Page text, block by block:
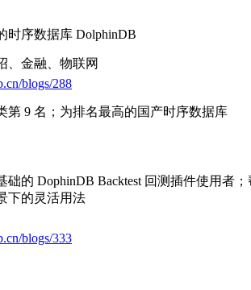
时序数据库 DolphinDB
、金融、物联网
blogs/288
第 9 名；为排名最高的国产时序数据库
础的 DophinDB Backtest 回测插件使用者
下的灵活用法
blogs/333